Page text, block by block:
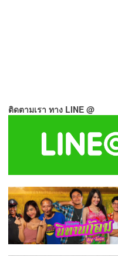
ติดตามเรา ทาง LINE @